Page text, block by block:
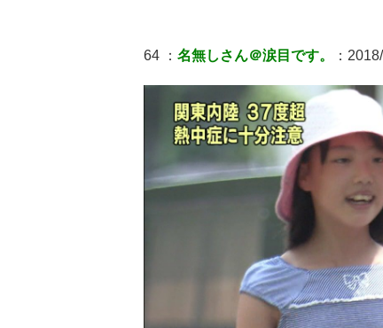
64 ： 名無しさん＠涙目です。 ：